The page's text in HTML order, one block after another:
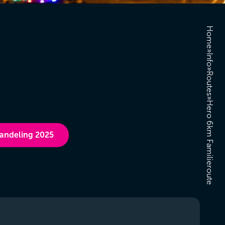
Home
»
Info
»
Routes
»
Hero 6km Familieroute
2025